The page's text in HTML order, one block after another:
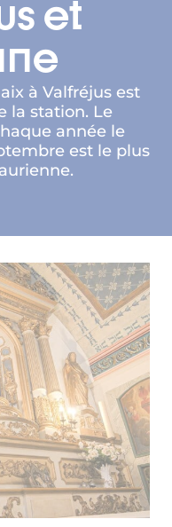
et
à Valfréjus est
la station. Le
année le
est le plus